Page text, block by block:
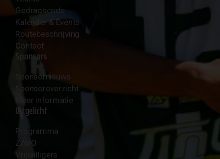
Gedragscode
Kalender & Events
Routebeschrijving
Contact
Sponsors
Sponsornieuws
Sponsoroverzicht
Meer informatie
Uitgelicht
Programma
ZAVO
Vrijwilligers